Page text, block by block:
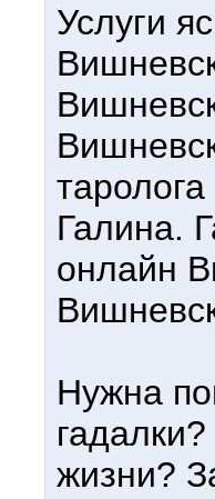
Услуги
Галина.
онлайн
Нужна
жизни?